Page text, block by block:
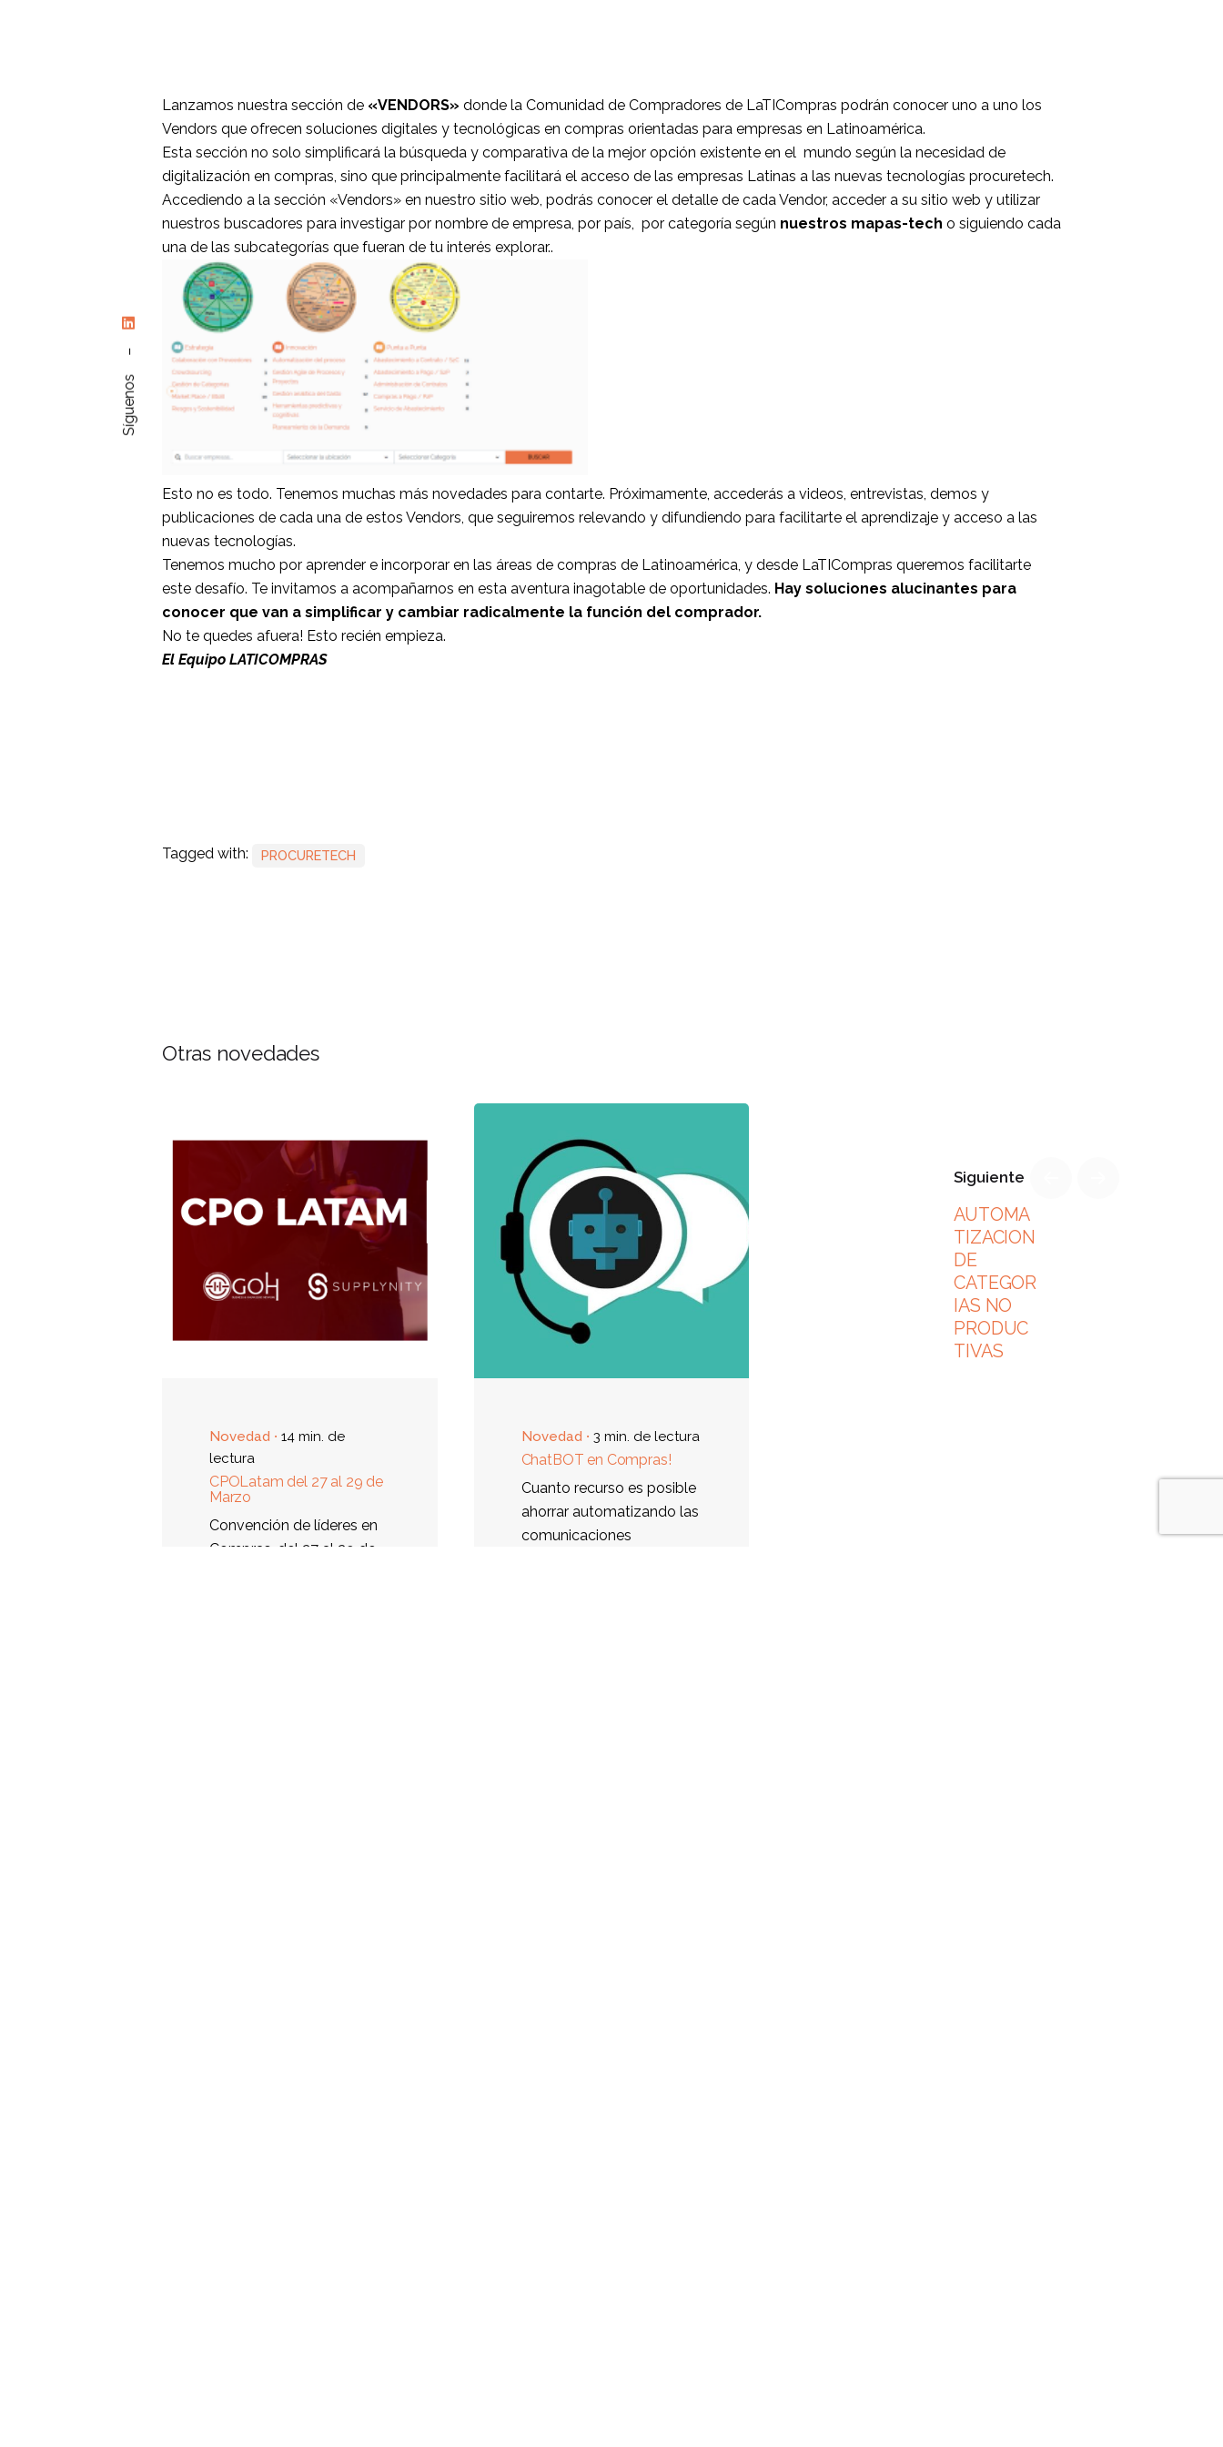
Síguenos
–
Lanzamos nuestra sección de «VENDORS» donde la Comunidad de Compradores de LaTICompras podrán conocer uno a uno los
Vendors que ofrecen soluciones digitales y tecnológicas en compras orientadas para empresas en Latinoamérica.
Esta sección no solo simplificará la búsqueda y comparativa de la mejor opción existente en el mundo según la necesidad de
digitalización en compras, sino que principalmente facilitará el acceso de las empresas Latinas a las nuevas tecnologías procuretech.
Accediendo a la sección «Vendors» en nuestro sitio web, podrás conocer el detalle de cada Vendor, acceder a su sitio web y utilizar
nuestros buscadores para investigar por nombre de empresa, por país, por categoría según nuestros mapas-tech o siguiendo cada
una de las subcategorías que fueran de tu interés explorar..
Esto no es todo. Tenemos muchas más novedades para contarte. Próximamente, accederás a videos, entrevistas, demos y
publicaciones de cada una de estos Vendors, que seguiremos relevando y difundiendo para facilitarte el aprendizaje y acceso a las
nuevas tecnologías.
Tenemos mucho por aprender e incorporar en las áreas de compras de Latinoamérica, y desde LaTICompras queremos facilitarte
este desafío. Te invitamos a acompañarnos en esta aventura inagotable de oportunidades. Hay soluciones alucinantes para
conocer que van a simplificar y cambiar radicalmente la función del comprador.
No te quedes afuera! Esto recién empieza.
El Equipo LATICOMPRAS
Tagged with: PROCURETECH
Siguiente
AUTOMA
TIZACION
DE
CATEGOR
IAS NO
PRODUC
TIVAS
Otras novedades
Novedad
14 min. de
lectura
CPOLatam del 27 al 29 de
Marzo
Convención de líderes en
Compras, del 27 al 29 de
Novedad 3 min. de lectura
ChatBOT en Compras!
Cuanto recurso es posible
ahorrar automatizando las
comunicaciones